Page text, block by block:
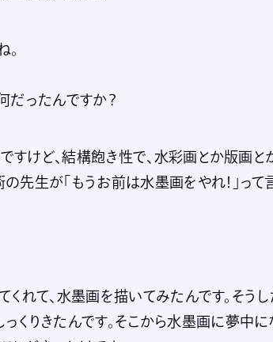
だったんですか？
すけど、結構飽き性で、水彩画とか版画と
生が「もうお前は水墨画をやれ！」って言
くれて、水墨画を描いてみたんです。そうし
くりきたんです。そこから水墨画に夢中に